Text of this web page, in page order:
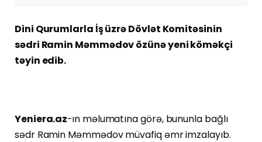
Dini Qurumlarla İş üzrə Dövlət Komitəsinin
sədri Ramin Məmmədov özünə yeni köməkçi
təyin edib.
Yeniera.az-ın məlumatına görə, bununla bağlı
sədr Ramin Məmmədov müvafiq əmr imzalayıb.